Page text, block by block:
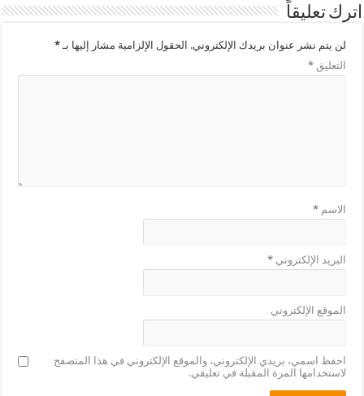
اترك تعليقاً
لن يتم نشر عنوان بريدك الإلكتروني. الحقول الإلزامية مشار إليها بـ*
التعليق*
الاسم*
البريد الإلكتروني*
الموقع الإلكتروني
احفظ اسمي، بريدي الإلكتروني، والموقع الإلكتروني في هذا المتصفح
لاستخدامها المرة المقبلة في تعليقي.